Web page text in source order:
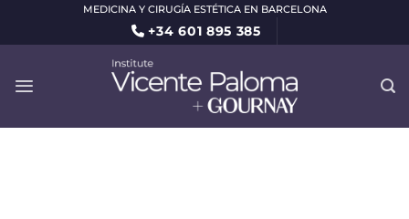
MEDICINA Y CIRUGÍA ESTÉTICA EN BARCELONA
+34 601 895 385